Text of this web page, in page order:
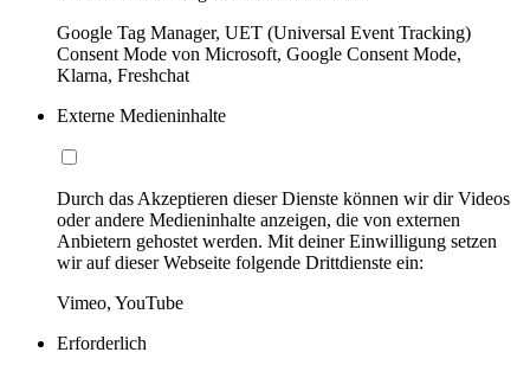
Google Tag Manager, UET (Universal Event Tracking)
Consent Mode von Microsoft, Google Consent Mode,
Klarna, Freshchat
Externe Medieninhalte
Durch das Akzeptieren dieser Dienste können wir dir Videos
oder andere Medieninhalte anzeigen, die von externen
Anbietern gehostet werden. Mit deiner Einwilligung setzen
wir auf dieser Webseite folgende Drittdienste ein:
Vimeo, YouTube
Erforderlich